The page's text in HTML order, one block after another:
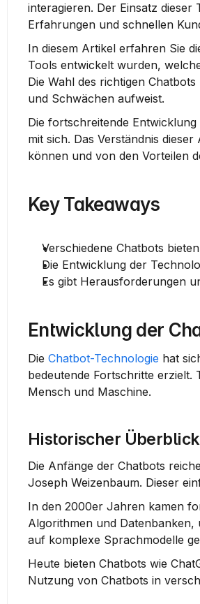
interagieren. Der Einsatz dieser
Erfahrungen und schnellen
In diesem Artikel erfahren Sie
Tools entwickelt wurden,
Die Wahl des richtigen
und Schwächen aufweist.
Die fortschreitende
mit sich. Das Verständnis
können und von den Vorteilen
Key Takeaways
Verschiedene Chatbots
Die Entwicklung der
Es gibt Herausforderungen
Entwicklung der
Die Chatbot-Technologie hat
bedeutende Fortschritte erzielt.
Mensch und Maschine.
Historischer Überblick
Die Anfänge der Chatbots
Joseph Weizenbaum. Dieser
In den 2000er Jahren kamen
Algorithmen und
auf komplexe Sprachmodelle
Heute bieten Chatbots wie
Nutzung von Chatbots in